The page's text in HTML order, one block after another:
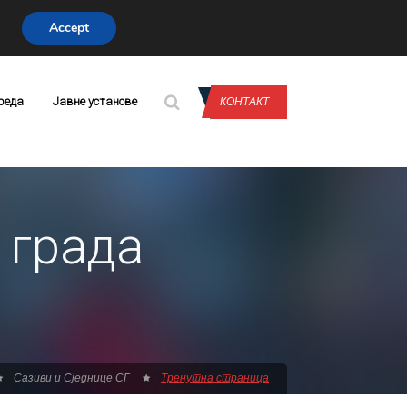
Јавне установе КОНТАКТ
Сазиви и Сједнице СГ Тренутна страница
Accept